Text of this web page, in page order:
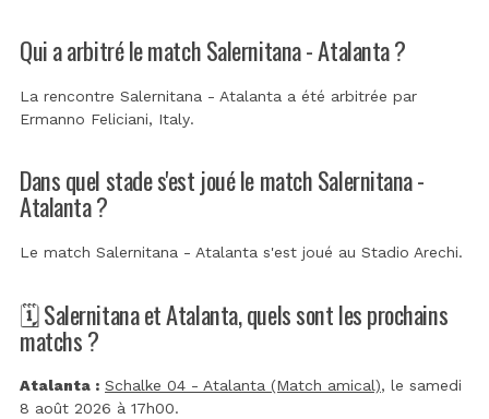
Qui a arbitré le match Salernitana - Atalanta ?
La rencontre Salernitana - Atalanta a été arbitrée par
Ermanno Feliciani, Italy.
Dans quel stade s'est joué le match Salernitana -
Atalanta ?
Le match Salernitana - Atalanta s'est joué au Stadio Arechi.
🗓️ Salernitana et Atalanta, quels sont les prochains
matchs ?
Atalanta : Schalke 04 - Atalanta (Match amical), le samedi
8 août 2026 à 17h00.